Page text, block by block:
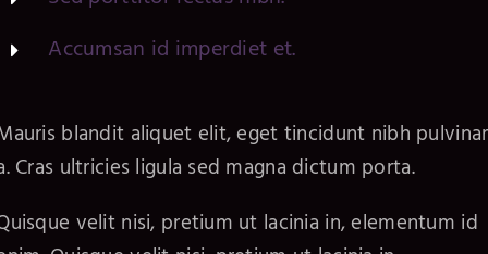
Accumsan id imperdiet et.
blandit aliquet elit, eget tincidunt nibh pulvinar
Cras ultricies ligula sed magna dictum porta.
velit nisi, pretium ut lacinia in, elementum id